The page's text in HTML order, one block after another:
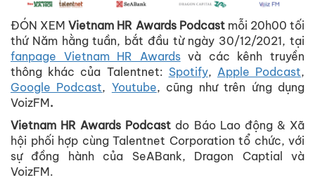
ĐÓN XEMVietnam HR Awards Podcastmỗi 20h00 tối
thứ Năm hằng tuần, bắt đầu từ ngày 30/12/2021, tại
fanpage Vietnam HR Awardsvà các kênh truyền
thông khác của Talentnet: Spotify, Apple Podcast,
Google Podcast, Youtube, cũng như trên ứng dụng
VoizFM.
Vietnam HR Awards Podcast do Báo Lao động & Xã
hội phối hợp cùng Talentnet Corporation tổ chức, với
sự đồng hành của SeABank, Dragon Captial và
VoizFM.